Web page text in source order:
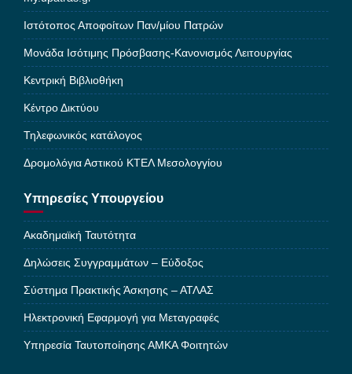
Ιστότοπος Αποφοίτων Παν/μίου Πατρών
Μονάδα Ισότιμης Πρόσβασης-Κανονισμός Λειτουργίας
Κεντρική Βιβλιοθήκη
Κέντρο Δικτύου
Τηλεφωνικός κατάλογος
Δρομολόγια Αστικού ΚΤΕΛ Μεσολογγίου
Υπηρεσίες Υπουργείου
Ακαδημαϊκή Ταυτότητα
Δηλώσεις Συγγραμμάτων – Εύδοξος
Σύστημα Πρακτικής Άσκησης – ΑΤΛΑΣ
Ηλεκτρονική Εφαρμογή για Μεταγραφές
Υπηρεσία Ταυτοποίησης ΑΜΚΑ Φοιτητών